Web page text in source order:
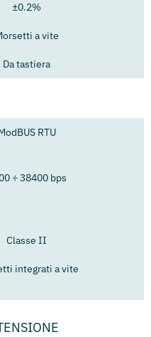
±0.2%
a vite
Da tastiera
RTU
÷ 38400 bps
Classe II
integrati a vite